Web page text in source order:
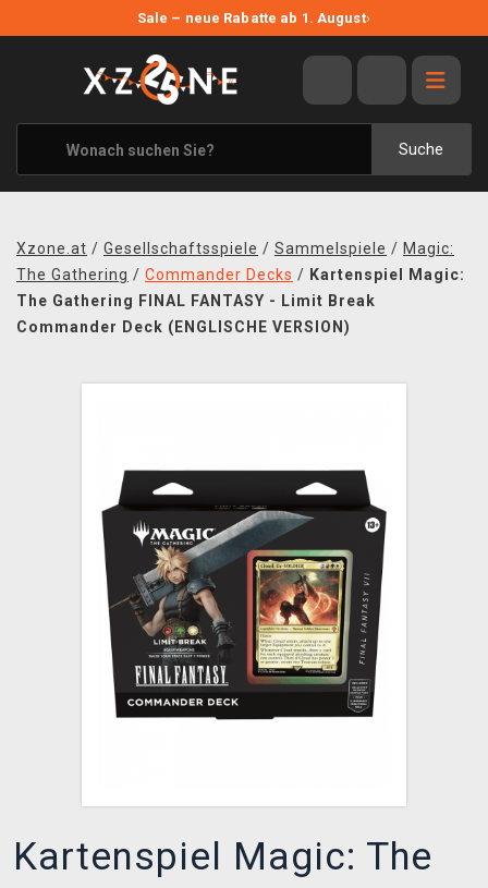
Sale – neue Rabatte ab 1. August›
Suche
ANGEBOTE
ALLE MARKEN
XZONE ORIGINALS
KLEIDUNG & ACCESSOIRES
BÜCHER & COMICS
BRETT- UND KARTENSPIELE
XZONE CLUB
Xzone.at / Gesellschaftsspiele / Sammelspiele / Magic:
The Gathering / Commander Decks / Kartenspiel Magic:
The Gathering FINAL FANTASY - Limit Break
Commander Deck (ENGLISCHE VERSION)
Kartenspiel Magic: The